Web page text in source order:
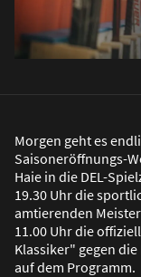
Morgen geht es
Saisoneröffnungs-
Haie in die DEL-
19.30 Uhr die
amtierenden
11.00 Uhr die
Klassiker" gegen
auf dem Programm.